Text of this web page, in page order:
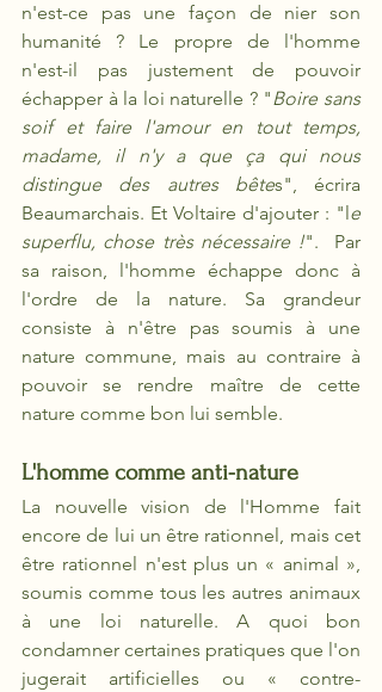
n'est-ce pas une façon de nier son
humanité ? Le propre de l'homme
n'est-il pas justement de pouvoir
échapper à la loi naturelle ? "Boire sans
soif et faire l'amour en tout temps,
madame, il n'y a que ça qui nous
distingue des autres bêtes", écrira
Beaumarchais. Et Voltaire d'ajouter : "le
superflu, chose très nécessaire !".  Par
sa raison, l'homme échappe donc à
l'ordre de la nature. Sa grandeur
consiste à n'être pas soumis à une
nature commune, mais au contraire à
pouvoir se rendre maître de cette
nature comme bon lui semble.
L'homme comme anti-nature
La nouvelle vision de l'Homme fait
encore de lui un être rationnel, mais cet
être rationnel n'est plus un « animal »,
soumis comme tous les autres animaux
à une loi naturelle. A quoi bon
condamner certaines pratiques que l'on
jugerait artificielles ou « contre-